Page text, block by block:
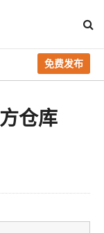
免费发布
仓库